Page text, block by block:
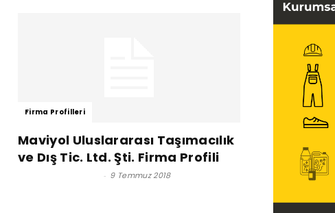
Firma Profilleri
Maviyol Uluslararası Taşımacılık
ve Dış Tic. Ltd. Şti. Firma Profili
- 9 Temmuz 2018